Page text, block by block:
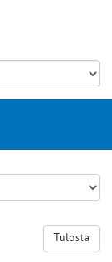
Tulosta